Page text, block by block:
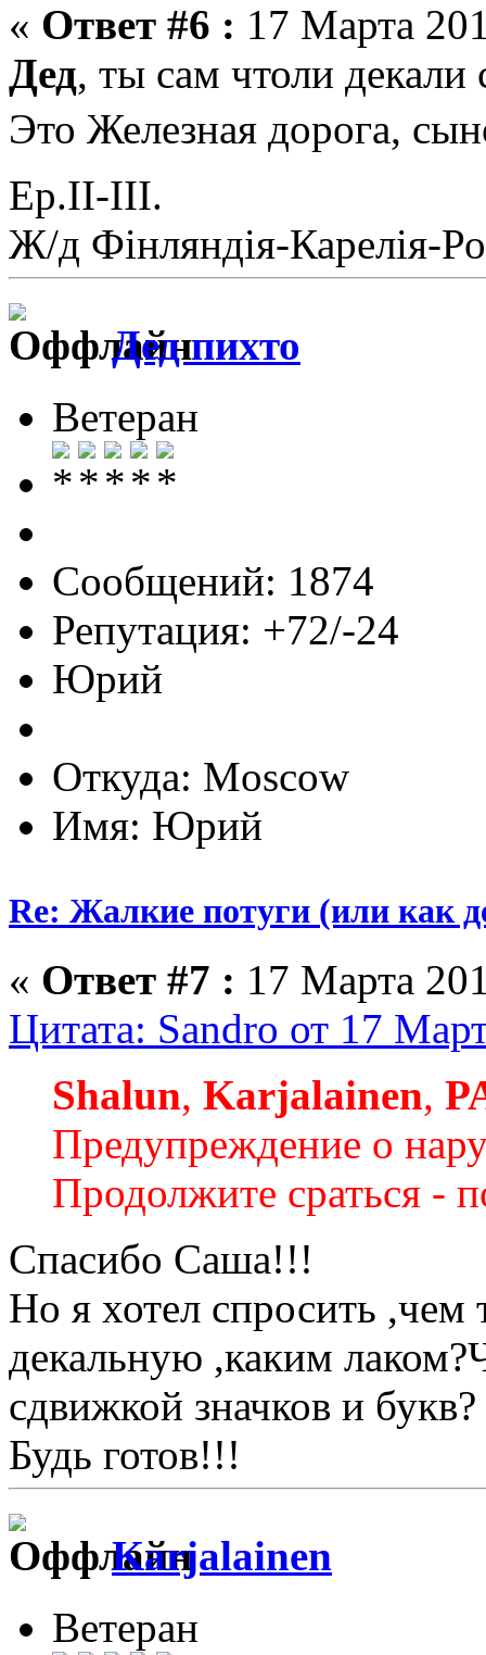
« Ответ #6 : 17 Марта
Дед, ты сам чтоли декали
Это Железная дорога,
Ер.II-III.
Ж/д Фiнляндiя-Карелiя-
Дед пихто
Ветеран
Сообщений: 1874
Репутация: +72/-24
Юрий
Откуда: Moscow
Имя: Юрий
Re: Жалкие потуги (или как
« Ответ #7 : 17 Марта
Цитата: Sandro от 17
Shalun, Karjalainen,
Предупреждение о
Продолжите сраться -
Спасибо Саша!!!
Но я хотел спросить
декальную ,каким
сдвижкой значков и букв?
Будь готов!!!
Karjalainen
Ветеран